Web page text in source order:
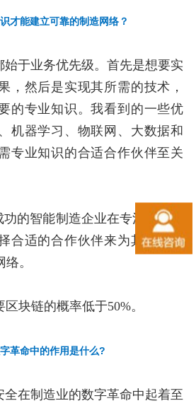
才能建立可靠的制造网络？
始于业务优先级。首先是想要实
，然后是实现其所需的技术，
的专业知识。我看到的一些优
机器学习、物联网、大数据和
专业知识的合适合作伙伴至关
功的智能制造企业在专注于核心
合适的合作伙伴来为其设计、
。
区块链的概率低于50%。
革命中的作用是什么?
全在制造业的数字革命中起着至